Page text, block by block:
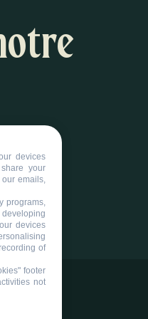
devices
your
emails,
programs,
developing
devices
of
footer
not